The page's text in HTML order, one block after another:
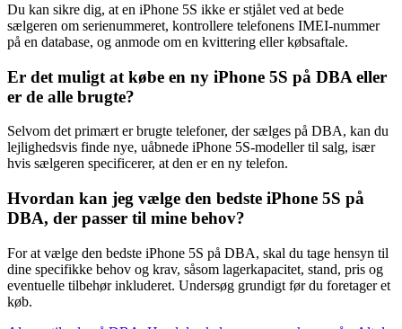
Du kan sikre dig, at en iPhone 5S ikke er stjålet ved at bede
sælgeren om serienummeret, kontrollere telefonens IMEI-nummer
på en database, og anmode om en kvittering eller købsaftale.
Er det muligt at købe en ny iPhone 5S på DBA eller
er de alle brugte?
Selvom det primært er brugte telefoner, der sælges på DBA, kan du
lejlighedsvis finde nye, uåbnede iPhone 5S-modeller til salg, især
hvis sælgeren specificerer, at den er en ny telefon.
Hvordan kan jeg vælge den bedste iPhone 5S på
DBA, der passer til mine behov?
For at vælge den bedste iPhone 5S på DBA, skal du tage hensyn til
dine specifikke behov og krav, såsom lagerkapacitet, stand, pris og
eventuelle tilbehør inkluderet. Undersøg grundigt før du foretager et
køb.